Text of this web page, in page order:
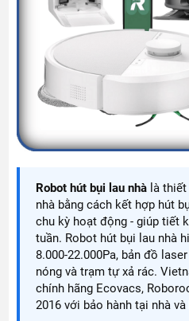
Robot hút bụi lau nhà là
nhà bằng cách kết hợp hút
chu kỳ hoạt động - giúp tiết
tuần. Robot hút bụi lau nhà
8.000-22.000Pa, bản đồ
nóng và trạm tự xả rác.
chính hãng Ecovacs,
2016 với bảo hành tại nhà